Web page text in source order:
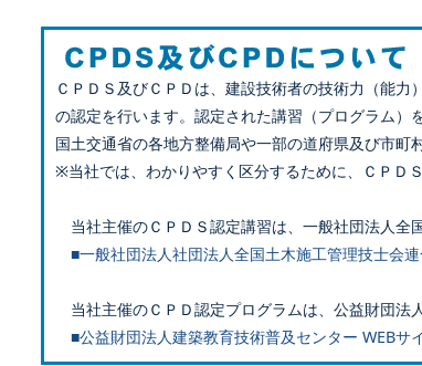
ＣＰＤＳ及びＣＰＤは、建設技術者の技術力（能
の認定を行います。認定された講習（プログラム）
国土交通省の各地方整備局や一部の道府県及び市町
※当社では、わかりやすく区分するために、ＣＰＤ
当社主催のＣＰＤＳ認定講習は、一般社団法人全
■一般社団法人社団法人全国土木施工管理技士会
当社主催のＣＰＤ認定プログラムは、公益財団法
■公益財団法人建築教育技術普及センター WEB